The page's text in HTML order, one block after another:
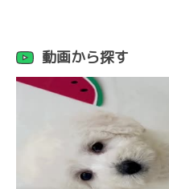
動画から探す